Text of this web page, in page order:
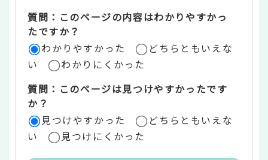
リ
ア
質問：このページの内容はわかりやすかっ
たですか？
わかりやすかった
どちらともいえな
い
わかりにくかった
質問：このページは見つけやすかったです
か？
見つけやすかった
どちらともいえな
い
見つけにくかった